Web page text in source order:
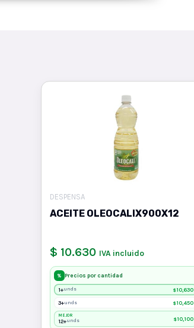
DESPENSA
ACEITE OLEOCALIX900X12
$ 10.630 IVA incluido
% Precios por cantidad
1+unds $10,630
3+unds $10,450
MEJOR
12+unds $10,100